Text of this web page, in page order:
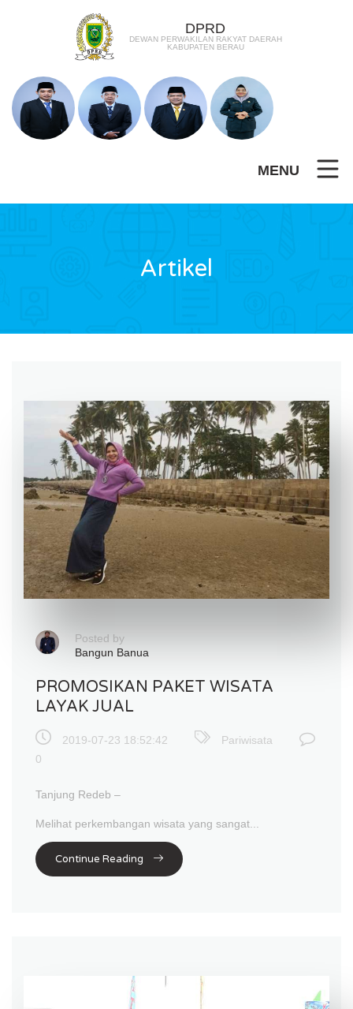
DPRD
DEWAN PERWAKILAN RAKYAT DAERAH
KABUPATEN BERAU
MENU
Artikel
Posted by
Bangun Banua
PROMOSIKAN PAKET WISATA
LAYAK JUAL
2019-07-23 18:52:42
Pariwisata
0
Tanjung Redeb –
Melihat perkembangan wisata yang sangat...
Continue Reading